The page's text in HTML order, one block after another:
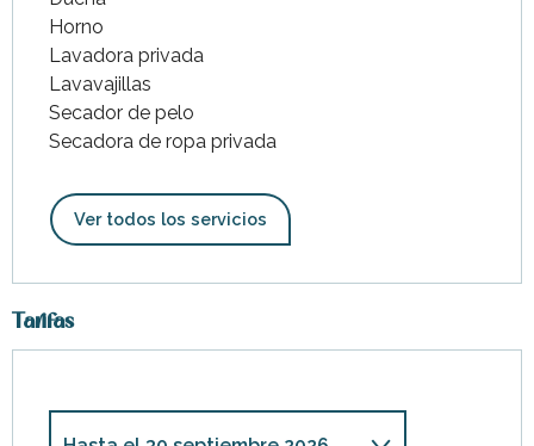
Horno
Lavadora privada
Lavavajillas
Secador de pelo
Secadora de ropa privada
Ver todos los servicios
Tarifas